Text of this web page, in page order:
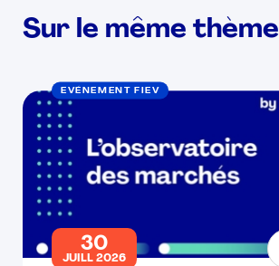
Sur le même thème
EVÉNEMENT FIEV
30
JUILL 2026